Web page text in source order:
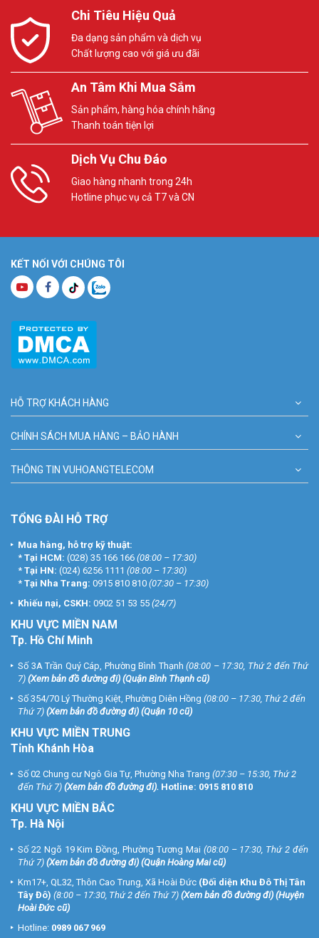
Chi Tiêu Hiệu Quả
Đa dạng sản phẩm và dịch vụ
Chất lượng cao với giá ưu đãi
An Tâm Khi Mua Sắm
Sản phẩm, hàng hóa chính hãng
Thanh toán tiện lợi
Dịch Vụ Chu Đáo
Giao hàng nhanh trong 24h
Hotline phục vụ cả T7 và CN
KẾT NỐI VỚI CHÚNG TÔI
HỖ TRỢ KHÁCH HÀNG
CHÍNH SÁCH MUA HÀNG – BẢO HÀNH
THÔNG TIN VUHOANGTELECOM
TỔNG ĐÀI HỖ TRỢ
Mua hàng, hỗ trợ kỹ thuật:
* Tại HCM: (028) 35 166 166 (08:00 – 17:30)
* Tại HN: (024) 6256 1111 (08:00 – 17:30)
* Tại Nha Trang: 0915 810 810 (07:30 – 17:30)
Khiếu nại, CSKH: 0902 51 53 55 (24/7)
KHU VỰC MIỀN NAM
Tp. Hồ Chí Minh
Số 3A Trần Quý Cáp, Phường Bình Thạnh (08:00 – 17:30, Thứ 2 đến Thứ
7) (Xem bản đồ đường đi) (Quận Bình Thạnh cũ)
Số 354/70 Lý Thường Kiệt, Phường Diên Hồng (08:00 – 17:30, Thứ 2 đến
Thứ 7) (Xem bản đồ đường đi) (Quận 10 cũ)
KHU VỰC MIỀN TRUNG
Tỉnh Khánh Hòa
Số 02 Chung cư Ngô Gia Tự, Phường Nha Trang (07:30 – 15:30, Thứ 2
đến Thứ 7) (Xem bản đồ đường đi). Hotline: 0915 810 810
KHU VỰC MIỀN BẮC
Tp. Hà Nội
Số 22 Ngõ 19 Kim Đồng, Phường Tương Mai (08:00 – 17:30, Thứ 2 đến
Thứ 7) (Xem bản đồ đường đi) (Quận Hoàng Mai cũ)
Km17+, QL32, Thôn Cao Trung, Xã Hoài Đức (Đối diện Khu Đô Thị Tân
Tây Đô) (8:00 – 17:30, Thứ 2 đến Thứ 7) (Xem bản đồ đường đi) (Huyện
Hoài Đức cũ)
Hotline: 0989 067 969